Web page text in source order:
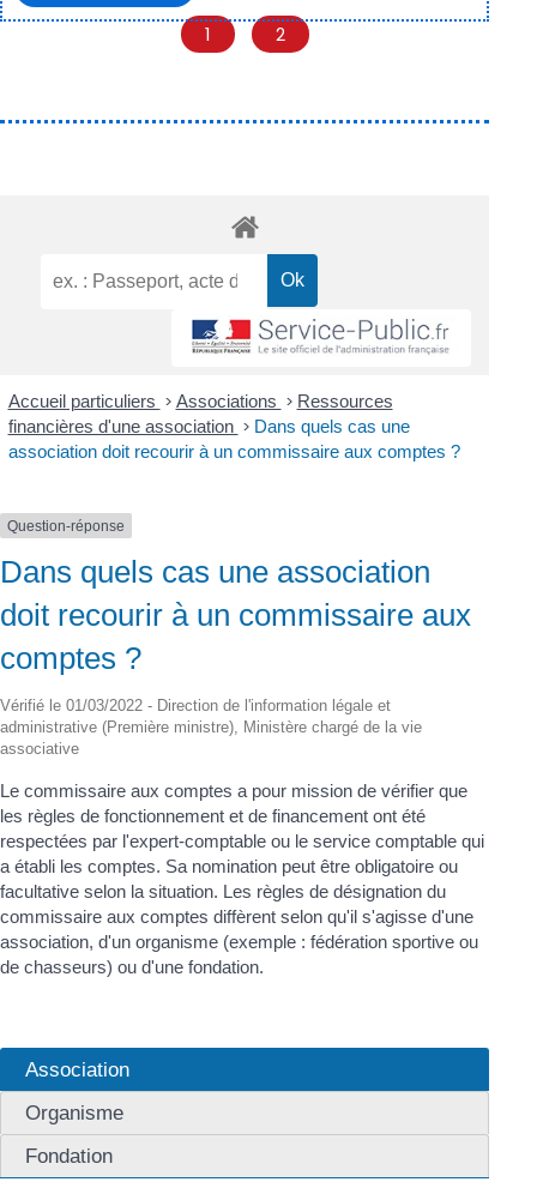
1 2
Accueil particuliers > Associations > Ressources
financières d'une association > Dans quels cas une
association doit recourir à un commissaire aux comptes ?
Question-réponse
Dans quels cas une association
doit recourir à un commissaire aux
comptes ?
Vérifié le 01/03/2022 - Direction de l'information légale et
administrative (Première ministre), Ministère chargé de la vie
associative
Le commissaire aux comptes a pour mission de vérifier que
les règles de fonctionnement et de financement ont été
respectées par l'expert-comptable ou le service comptable qui
a établi les comptes. Sa nomination peut être obligatoire ou
facultative selon la situation. Les règles de désignation du
commissaire aux comptes diffèrent selon qu'il s'agisse d'une
association, d'un organisme (exemple : fédération sportive ou
de chasseurs) ou d'une fondation.
Association
Organisme
Fondation